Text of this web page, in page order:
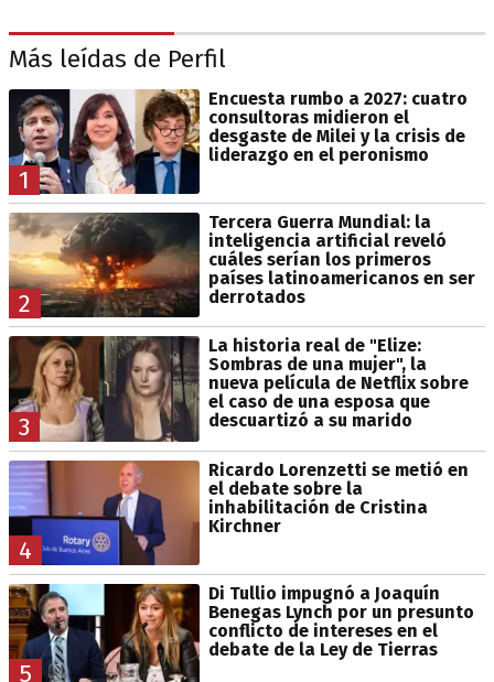
Más leídas de Perfil
1
Encuesta rumbo a 2027: cuatro
consultoras midieron el
desgaste de Milei y la crisis de
liderazgo en el peronismo
2
Tercera Guerra Mundial: la
inteligencia artificial reveló
cuáles serían los primeros
países latinoamericanos en ser
derrotados
3
La historia real de "Elize:
Sombras de una mujer", la
nueva película de Netflix sobre
el caso de una esposa que
descuartizó a su marido
4
Ricardo Lorenzetti se metió en
el debate sobre la
inhabilitación de Cristina
Kirchner
5
Di Tullio impugnó a Joaquín
Benegas Lynch por un presunto
conflicto de intereses en el
debate de la Ley de Tierras